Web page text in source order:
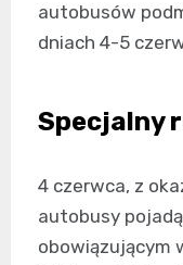
autobusów
dniach 4-5
Specjalny
4 czerwca, z
autobusy
obowiązującym